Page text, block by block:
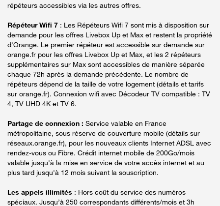
répéteurs accessibles via les autres offres.
Répéteur Wifi 7 : Les Répéteurs Wifi 7 sont mis à disposition sur
demande pour les offres Livebox Up et Max et restent la propriété
d'Orange. Le premier répéteur est accessible sur demande sur
orange.fr pour les offres Livebox Up et Max, et les 2 répéteurs
supplémentaires sur Max sont accessibles de manière séparée
chaque 72h après la demande précédente. Le nombre de
répéteurs dépend de la taille de votre logement (détails et tarifs
sur orange.fr). Connexion wifi avec Décodeur TV compatible : TV
4, TV UHD 4K et TV 6.
Partage de connexion : Service valable en France
métropolitaine, sous réserve de couverture mobile (détails sur
réseaux.orange.fr), pour les nouveaux clients Internet ADSL avec
rendez-vous ou Fibre. Crédit internet mobile de 200Go/mois
valable jusqu'à la mise en service de votre accès internet et au
plus tard jusqu'à 12 mois suivant la souscription.
Les appels illimités : Hors coût du service des numéros
spéciaux. Jusqu’à 250 correspondants différents/mois et 3h